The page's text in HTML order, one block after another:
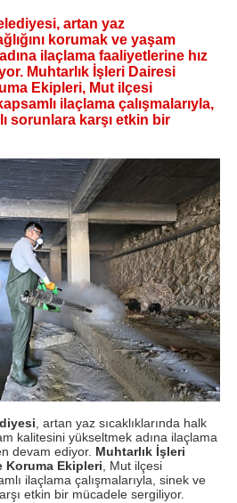
artan yaz
korumak ve yaşam
ilaçlama faaliyetlerine hız
Muhtarlık İşleri Dairesi
Ekipleri, Mut ilçesi
ilaçlama çalışmalarıyla,
sorunlara karşı etkin bir
, artan yaz sıcaklıklarında halk
kalitesini yükseltmek adına ilaçlama
devam ediyor. Muhtarlık İşleri
Koruma Ekipleri, Mut ilçesi
ilaçlama çalışmalarıyla, sinek ve
etkin bir mücadele sergiliyor.